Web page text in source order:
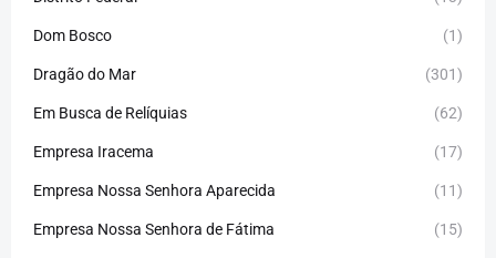
Dom Bosco (1)
Dragão do Mar (301)
Em Busca de Relíquias (62)
Empresa Iracema (17)
Empresa Nossa Senhora Aparecida (11)
Empresa Nossa Senhora de Fátima (15)